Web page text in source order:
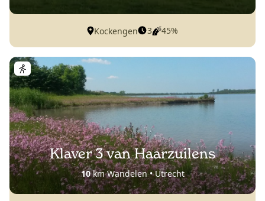
Kockengen 3 45%
Klaver 3 van Haarzuilens
10km Wandelen • Utrecht